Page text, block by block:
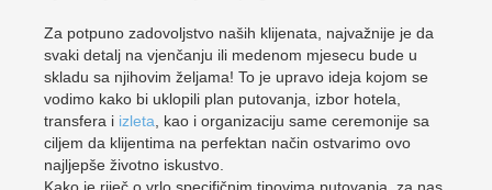
Za potpuno zadovoljstvo naših klijenata, najvažnije je da
svaki detalj na vjenčanju ili medenom mjesecu bude u
skladu sa njihovim željama! To je upravo ideja kojom se
vodimo kako bi uklopili plan putovanja, izbor hotela,
transfera i izleta , kao i organizaciju same ceremonije sa
ciljem da klijentima na perfektan način ostvarimo ovo
najljepše životno iskustvo.